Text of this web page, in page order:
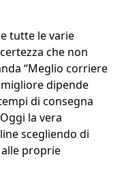
tutte le varie
che non
“Meglio corriere
migliore dipende
di consegna
la vera
scegliendo di
proprie